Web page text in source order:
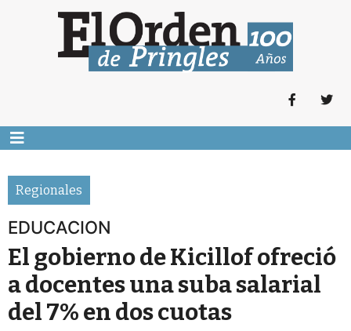
Regionales
EDUCACION
El gobierno de Kicillof ofreció
a docentes una suba salarial
del 7% en dos cuotas